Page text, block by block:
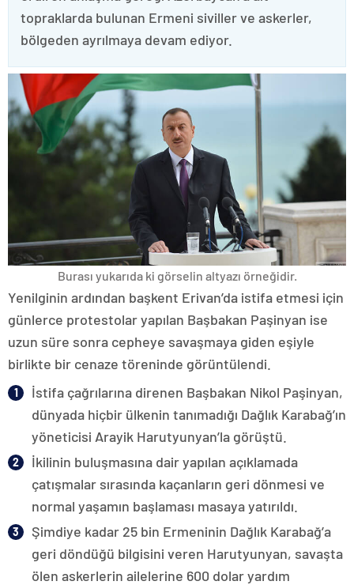
topraklarda bulunan Ermeni siviller ve askerler,
bölgeden ayrılmaya devam ediyor.
Burası yukarıda ki görselin altyazı örneğidir.
Yenilginin ardından başkent Erivan’da istifa etmesi için
günlerce protestolar yapılan Başbakan Paşinyan ise
uzun süre sonra cepheye savaşmaya giden eşiyle
birlikte bir cenaze töreninde görüntülendi.
İstifa çağrılarına direnen Başbakan Nikol Paşinyan,
dünyada hiçbir ülkenin tanımadığı Dağlık Karabağ’ın
yöneticisi Arayik Harutyunyan’la görüştü.
İkilinin buluşmasına dair yapılan açıklamada
çatışmalar sırasında kaçanların geri dönmesi ve
normal yaşamın başlaması masaya yatırıldı.
Şimdiye kadar 25 bin Ermeninin Dağlık Karabağ’a
geri döndüğü bilgisini veren Harutyunyan, savaşta
ölen askerlerin ailelerine 600 dolar yardım